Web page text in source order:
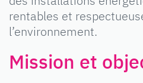
rentables et
l’environnement.
Mission et